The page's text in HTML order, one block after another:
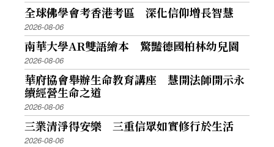
全球佛學會考香港考區 深化信仰增長智慧
2026-08-06
南華大學AR雙語繪本 驚豔德國柏林幼兒園
2026-08-06
華府協會舉辦生命教育講座 慧開法師開示永
續經營生命之道
2026-08-06
三業清淨得安樂 三重信眾如實修行於生活
2026-08-06